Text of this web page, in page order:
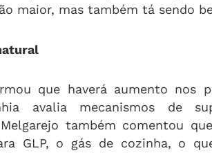
maior, mas também tá sendo
que haverá aumento nos
avalia mecanismos de
também comentou
GLP, o gás de cozinha, o